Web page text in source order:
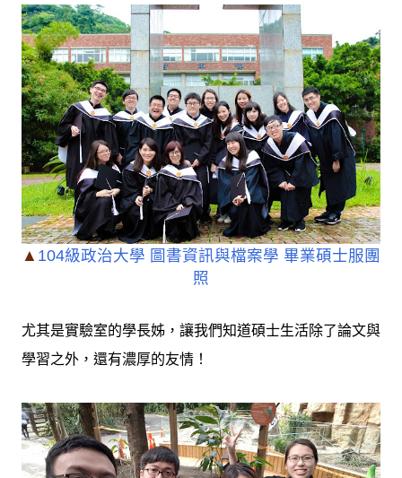
▲ 104級政治大學 圖書資訊與檔案學 畢業碩士服團
照
尤其是實驗室的學長姊，讓我們知道碩士生活除了論文與
學習之外，還有濃厚的友情！